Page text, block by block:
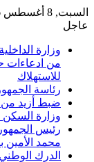
السبت, 8 أغسطس 2026
عاجل
وزارة
من ادعاءات
للاستهلاك
رئاسة
ضبط أزيد من
وزارة السكن
رئيس
محمد الأمين
الدرك